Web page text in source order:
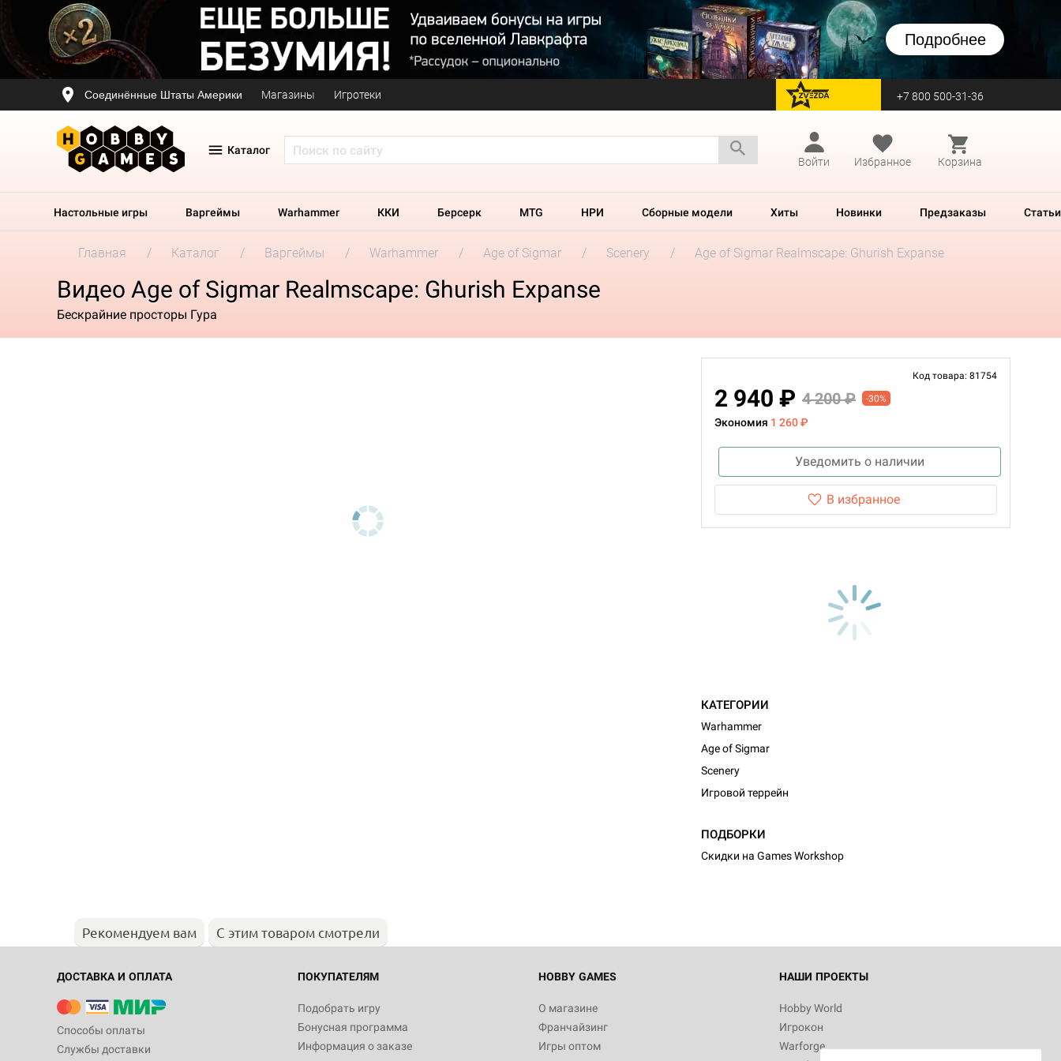
Подробнее
Соединённые Штаты Америки Магазины Игротеки перейти на Zvezda +7 800 500-31-36
Каталог
Войти
Избранное Корзина
Настольные игры Варгеймы Warhammer ККИ Берсерк MTG НРИ Сборные модели Хиты Новинки Предзаказы Статьи
Главная Каталог Варгеймы Warhammer Age of Sigmar Scenery Age of Sigmar Realmscape: Ghurish Expanse
Видео Age of Sigmar Realmscape: Ghurish Expanse
Бескрайние просторы Гура
Код товара: 81754
2 940 ₽ 4 200 ₽ -30%
Экономия 1 260 ₽
Уведомить о наличии
В избранное
КАТЕГОРИИ
Warhammer
Age of Sigmar
Scenery
Игровой террейн
ПОДБОРКИ
Скидки на Games Workshop
Рекомендуем вам С этим товаром смотрели
ДОСТАВКА И ОПЛАТА
Способы оплаты
Службы доставки
ПОКУПАТЕЛЯМ
Подобрать игру
Бонусная программа
Информация о заказе
HOBBY GAMES
О магазине
Франчайзинг
Игры оптом
НАШИ ПРОЕКТЫ
Hobby World
Игрокон
Warforge